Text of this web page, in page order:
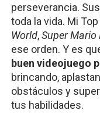
perseverancia.
toda la vida. Mi
World, Super Mario
ese orden. Y es
buen videojuego
brincando,
obstáculos y
tus habilidades.